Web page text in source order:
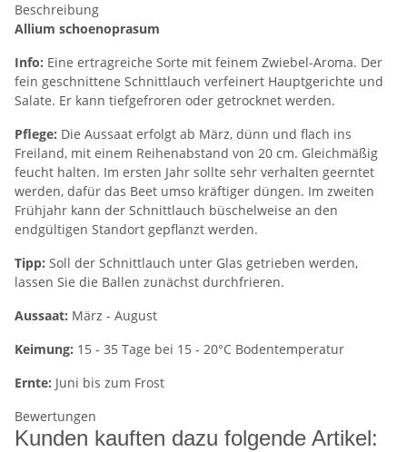
Beschreibung
Allium schoenoprasum
Info: Eine ertragreiche Sorte mit feinem Zwiebel-Aroma. Der
fein geschnittene Schnittlauch verfeinert Hauptgerichte und
Salate. Er kann tiefgefroren oder getrocknet werden.
Pflege: Die Aussaat erfolgt ab März, dünn und flach ins
Freiland, mit einem Reihenabstand von 20 cm. Gleichmäßig
feucht halten. Im ersten Jahr sollte sehr verhalten geerntet
werden, dafür das Beet umso kräftiger düngen. Im zweiten
Frühjahr kann der Schnittlauch büschelweise an den
endgültigen Standort gepflanzt werden.
Tipp: Soll der Schnittlauch unter Glas getrieben werden,
lassen Sie die Ballen zunächst durchfrieren.
Aussaat: März - August
Keimung: 15 - 35 Tage bei 15 - 20°C Bodentemperatur
Ernte: Juni bis zum Frost
Bewertungen
Kunden kauften dazu folgende Artikel: